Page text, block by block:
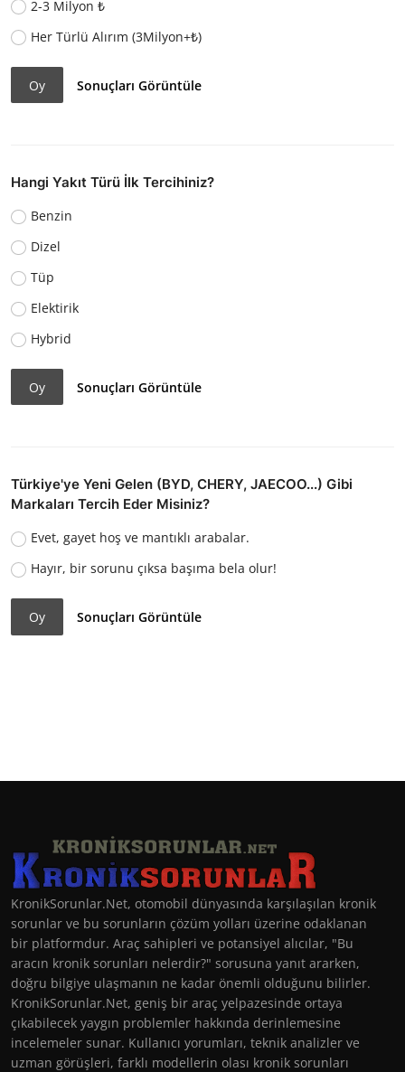
2-3 Milyon ₺
Her Türlü Alırım (3Milyon+₺)
Oy Sonuçları Görüntüle
Hangi Yakıt Türü İlk Tercihiniz?
Benzin
Dizel
Tüp
Elektirik
Hybrid
Oy Sonuçları Görüntüle
Türkiye'ye Yeni Gelen (BYD, CHERY, JAECOO...) Gibi
Markaları Tercih Eder Misiniz?
Evet, gayet hoş ve mantıklı arabalar.
Hayır, bir sorunu çıksa başıma bela olur!
Oy Sonuçları Görüntüle
KronikSorunlar.Net, otomobil dünyasında karşılaşılan kronik
sorunlar ve bu sorunların çözüm yolları üzerine odaklanan
bir platformdur. Araç sahipleri ve potansiyel alıcılar, "Bu
aracın kronik sorunları nelerdir?" sorusuna yanıt ararken,
doğru bilgiye ulaşmanın ne kadar önemli olduğunu bilirler.
KronikSorunlar.Net, geniş bir araç yelpazesinde ortaya
çıkabilecek yaygın problemler hakkında derinlemesine
incelemeler sunar. Kullanıcı yorumları, teknik analizler ve
uzman görüşleri, farklı modellerin olası kronik sorunları